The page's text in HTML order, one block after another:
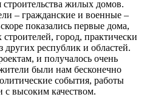
жилых домов.
– гражданские и военные –
показались первые дома,
город, практически
других республик и областей.
и получалось очень
были нам бесконечно
события, работы
высоким качеством.